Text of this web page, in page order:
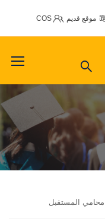
موقع قديم COS
محامي المستقبل